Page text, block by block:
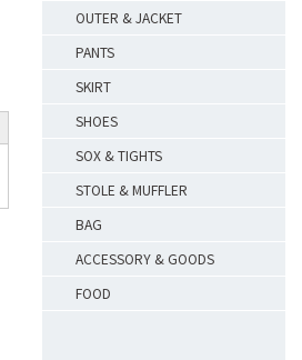
OUTER & JACKET
PANTS
SKIRT
SHOES
SOX & TIGHTS
STOLE & MUFFLER
BAG
ACCESSORY & GOODS
FOOD